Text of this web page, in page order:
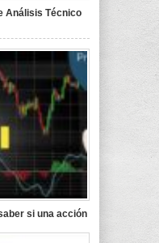
Análisis Técnico
si una acción